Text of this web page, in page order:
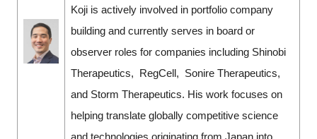
Koji is actively involved in portfolio company
building and currently serves in board or
observer roles for companies including Shinobi
Therapeutics, RegCell, Sonire Therapeutics,
and Storm Therapeutics. His work focuses on
helping translate globally competitive science
and technologies originating from Japan into